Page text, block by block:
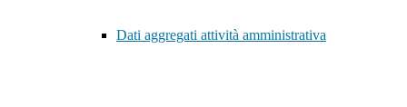
Dati aggregati attività amministrativa